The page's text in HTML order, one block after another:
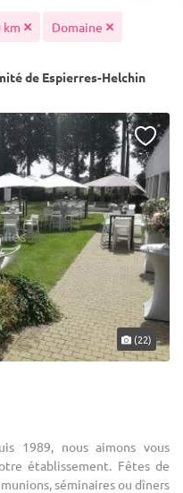
km Domaine
de Espierres-Helchin
(22)
1989, nous aimons vous
établissement. Fêtes de
séminaires ou dîners